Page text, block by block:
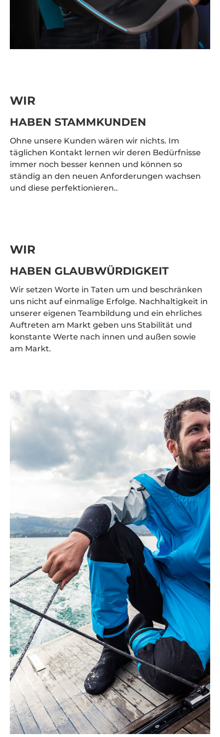
WIR
HABEN STAMMKUNDEN
Ohne unsere Kunden wären wir nichts. Im
täglichen Kontakt lernen wir deren Bedürfnisse
immer noch besser kennen und können so
ständig an den neuen Anforderungen wachsen
und diese perfektionieren..
WIR
HABEN GLAUBWÜRDIGKEIT
Wir setzen Worte in Taten um und beschränken
uns nicht auf einmalige Erfolge. Nachhaltigkeit in
unserer eigenen Teambildung und ein ehrliches
Auftreten am Markt geben uns Stabilität und
konstante Werte nach innen und außen sowie
am Markt.